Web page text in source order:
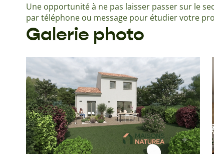
Une opportunité à ne pas laisser passer sur le
par téléphone ou message pour étudier votre
Galerie photo